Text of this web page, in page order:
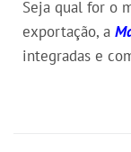
Seja qual for o
exportação, a
integradas e